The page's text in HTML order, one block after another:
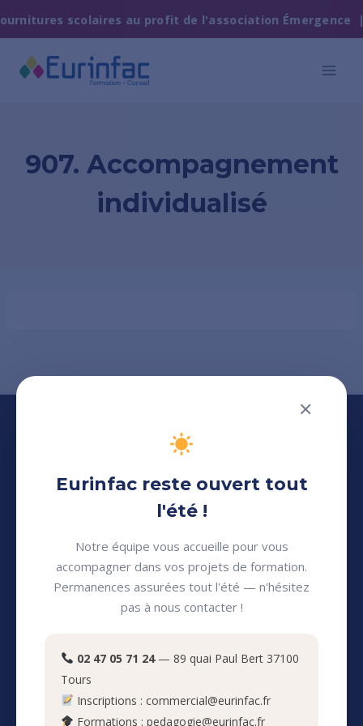
scolaires au profit de l'association
907. Accompagnement
individualisé
continue professionnelle
pour adultes
Eurinfac
Nos clients
✕
Eurinfac reste ouvert tout
l'été !
Notre équipe vous accueille pour vous
accompagner dans vos projets de formation.
Permanences assurées tout l'été — n'hésitez
pas à nous contacter !
02 47 05 71 24— 89 quai Paul Bert 37100
Tours
Inscriptions : commercial@eurinfac.fr
Formations : pedagogie@eurinfac.fr